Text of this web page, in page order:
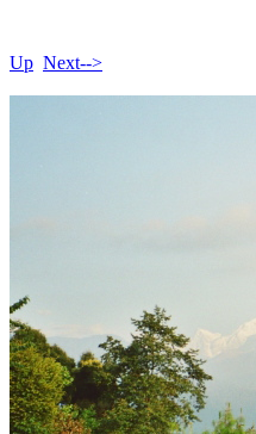
Up Next-->